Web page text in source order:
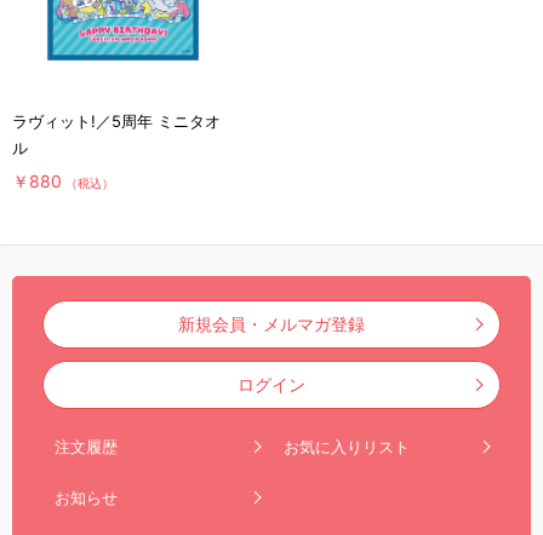
ラヴィット!／5周年 ミニタオ
ル
￥880 （税込）
新規会員・メルマガ登録
ログイン
注文履歴 お気に入りリスト
お知らせ